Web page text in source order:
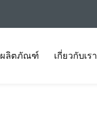
ผลิตภัณฑ์ เกี่ยวกับเรา